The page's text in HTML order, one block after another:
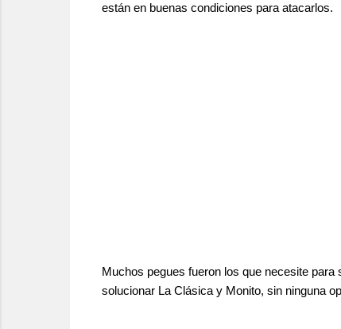
están en buenas condiciones para atacarlos.
Muchos pegues fueron los que necesite
solucionar La Clásica y Monito, sin ninguna